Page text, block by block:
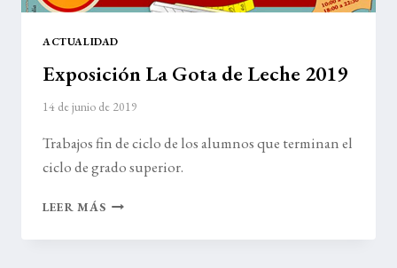
ACTUALIDAD
Exposición La Gota de Leche 2019
14 de junio de 2019
Trabajos fin de ciclo de los alumnos que terminan el
ciclo de grado superior.
LEER MÁSEXPOSICIÓN
GOTA